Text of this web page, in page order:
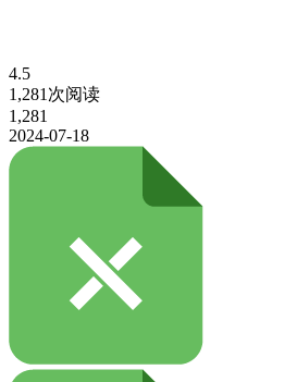
4.5
1,281次阅读
1,281
2024-07-18